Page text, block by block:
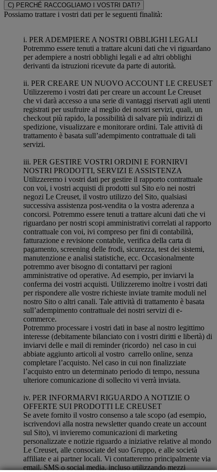
C) PERCHÉ RACCOGLIAMO I VOSTRI DATI?
Possiamo trattare i vostri dati per le seguenti finalità:
i. PER ADEMPIERE A NOSTRI OBBLIGHI LEGALI
Potremmo essere tenuti a trattare alcuni dati che vi riguardano
per adempiere a nostri obblighi legali e ad altri obblighi
derivanti da istruzioni ricevute da parte di autorità.
ii. PER CREARE UN NUOVO ACCOUNT LE CREUSET
Utilizzeremo i vostri dati per creare un account Le Creuset
che vi darà accesso a una serie di vantaggi riservati agli utenti
registrati per usufruire al meglio dei nostri servizi, quali, un
checkout più rapido, la possibilità di salvare più indirizzi di
spedizione, visualizzare e monitorare ordini. Tale attività di
trattamento è basata sull’adempimento contrattuale di tali
servizi.
iii. PER GESTIRE VOSTRI ORDINI E FORNIRVI
NOSTRI PRODOTTI, SERVIZI E ASSISTENZA
Utilizzeremo i vostri dati per gestire il rapporto contrattuale
con voi, i vostri acquisti di prodotti sul Sito e/o nei nostri
negozi Le Creuset, il vostro utilizzo del Sito, qualsiasi
successiva assistenza post-vendita o la vostra aderenza a
concorsi. Potremmo essere tenuti a trattare alcuni dati che vi
riguardano per nostri scopi amministrativi correlati al rapporto
contrattuale con voi, ivi compreso per fini di contabilità,
fatturazione e revisione contabile, verifica della carta di
pagamento, screening delle frodi, sicurezza, test dei sistemi,
manutenzione e analisi statistiche, ecc. Occasionalmente
potremmo aver bisogno di contattarvi per ragioni
amministrative od operative. Ad esempio, per inviarvi la
conferma dei vostri acquisti. Utilizzeremo inoltre i vostri dati
per rispondere alle vostre richieste inviate tramite moduli nel
nostro Sito o altri canali. Tale attività di trattamento è basata
sull’adempimento contrattuale dei nostri servizi di e-
commerce.
Potremmo processare i vostri dati in base al nostro legittimo
interesse (debitamente bilanciato con i vostri diritti e libertà) di
inviarvi delle e mail di reminder (ricordo) nel caso in cui
abbiate aggiunto articoli al vostro carrello online, senza
completare l’acquisto. Nel caso in cui non finalizziate
l’acquisto entro un determinato periodo di tempo, nessuna
ulteriore comunicazione di sollecito vi verrà inviata.
iv. PER INFORMARVI RIGUARDO A NOTIZIE O
OFFERTE SUI PRODOTTI LE CREUSET
Se avete fornito il vostro consenso a tale scopo (ad esempio,
iscrivendovi alla nostra newsletter quando create un account
sul Sito), vi invieremo comunicazioni di marketing
personalizzate e notizie riguardo a iniziative relative al mondo
Le Creuset, alle consociate del suo Gruppo, e alle società
affiliate e ai partner locali. Vi contatteremo principalmente via
email, SMS o social media, incluso utilizzando mezzi